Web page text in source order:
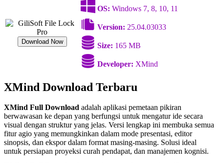
Download Now
OS: Windows 7, 8, 10, 11
Version: 25.04.03033
Size: 165 MB
Developer: XMind
XMind Download Terbaru
XMind Full Download adalah aplikasi pemetaan pikiran
berwawasan ke depan yang berfungsi untuk mengatur ide secara
visual dengan struktur yang jelas. Versi lengkap ini membuka semua
fitur agio yang memungkinkan dalam mode presentasi, editor
sinopsis, dan ekspor dalam format masing-masing. Solusi ideal
untuk persiapan proyeksi curah pendapat, dan manajemen kognisi.